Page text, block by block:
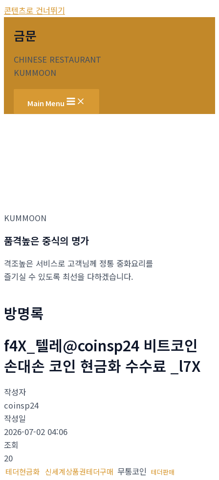
콘텐츠로 건너뛰기
금문
CHINESE RESTAURANT
KUMMOON
Main Menu
KUMMOON
품격높은 중식의 명가
격조높은 서비스로 고객님께 정통 중화요리를
즐기실 수 있도록 최선을 다하겠습니다.
방명록
f4X_텔레@coinsp24 비트코인
손대손 코인 현금화 수수료 _l7X
작성자
coinsp24
작성일
2026-07-02 04:06
조회
20
테더현금화 신세계상품권테더구매 무통코인 테더판매